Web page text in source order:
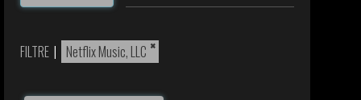
FILTRE | ×
Netflix Music, LLC